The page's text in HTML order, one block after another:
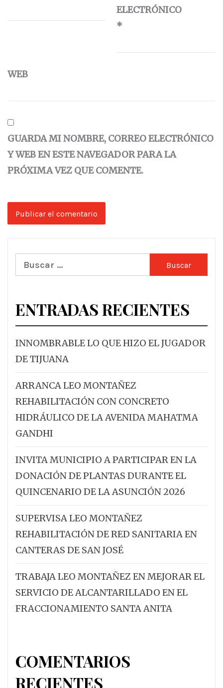
ELECTRÓNICO
*
WEB
GUARDA MI NOMBRE, CORREO ELECTRÓNICO
Y WEB EN ESTE NAVEGADOR PARA LA
PRÓXIMA VEZ QUE COMENTE.
Buscar:
ENTRADAS RECIENTES
INNOMBRABLE LO QUE HIZO EL JUGADOR
DE TIJUANA
ARRANCA LEO MONTAÑEZ
REHABILITACIÓN CON CONCRETO
HIDRÁULICO DE LA AVENIDA MAHATMA
GANDHI
INVITA MUNICIPIO A PARTICIPAR EN LA
DONACIÓN DE PLANTAS DURANTE EL
QUINCENARIO DE LA ASUNCIÓN 2026
SUPERVISA LEO MONTAÑEZ
REHABILITACIÓN DE RED SANITARIA EN
CANTERAS DE SAN JOSÉ
TRABAJA LEO MONTAÑEZ EN MEJORAR EL
SERVICIO DE ALCANTARILLADO EN EL
FRACCIONAMIENTO SANTA ANITA
COMENTARIOS
RECIENTES